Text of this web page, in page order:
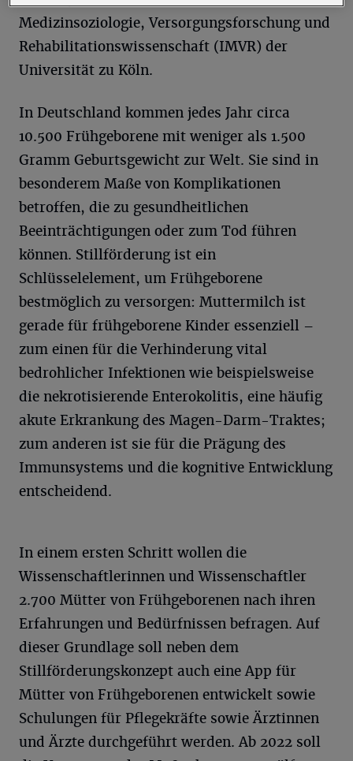
Medizinsoziologie, Versorgungsforschung und
Rehabilitationswissenschaft (IMVR) der
Universität zu Köln.
In Deutschland kommen jedes Jahr circa
10.500 Frühgeborene mit weniger als 1.500
Gramm Geburtsgewicht zur Welt. Sie sind in
besonderem Maße von Komplikationen
betroffen, die zu gesundheitlichen
Beeinträchtigungen oder zum Tod führen
können. Stillförderung ist ein
Schlüsselelement, um Frühgeborene
bestmöglich zu versorgen: Muttermilch ist
gerade für frühgeborene Kinder essenziell –
zum einen für die Verhinderung vital
bedrohlicher Infektionen wie beispielsweise
die nekrotisierende Enterokolitis, eine häufig
akute Erkrankung des Magen-Darm-Traktes;
zum anderen ist sie für die Prägung des
Immunsystems und die kognitive Entwicklung
entscheidend.
In einem ersten Schritt wollen die
Wissenschaftlerinnen und Wissenschaftler
2.700 Mütter von Frühgeborenen nach ihren
Erfahrungen und Bedürfnissen befragen. Auf
dieser Grundlage soll neben dem
Stillförderungskonzept auch eine App für
Mütter von Frühgeborenen entwickelt sowie
Schulungen für Pflegekräfte sowie Ärztinnen
und Ärzte durchgeführt werden. Ab 2022 soll